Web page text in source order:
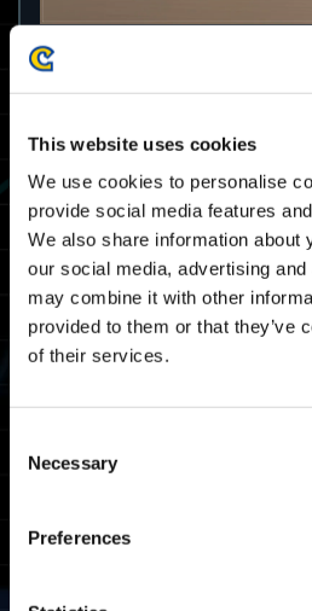
This website uses cookies
We use cookies to personalise
provide social media features
We also share information about
our social media, advertising
may combine it with other
provided to them or that they’ve
of their services.
Selection
Necessary
Preferences
A manutenção para
abaixo terminou.
A manutenção de
seguintes datas e
você não conseguirá
Cronograma de
13/03 2024 06:00 UTC ～
03/12 2024 23:00 PDT ～
Obs.: data e horário
Plataformas afetadas